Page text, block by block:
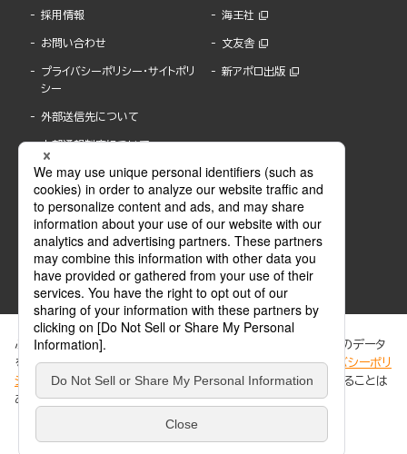
採用情報
お問い合わせ
プライバシーポリシー・サイトポリ
シー
外部送信先について
内部通報制度について
海王社
文友舎
新アポロ出版
ABJマークは、この電子書店・電子書籍配信サービスが、著作権者からコンテンツ使用許諾を
得た正規版配信サービスであることを示す登録商標(登録番号 第6091713号)です。
ABJマークの詳細、ABJマークを掲示しているサービスの一覧はこちら。
ぶんか社が運営するサイトでは、利便性向上のためにCookie等のデータ
を使用しています。 当社のCookieについての詳細は、「プライバシーポリ
シー
」をご覧ください。当サイトでは、訪問者の個人情報を追跡することは
ありません。